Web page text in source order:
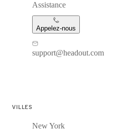
Assistance
Appelez-nous
support@headout.com
VILLES
New York